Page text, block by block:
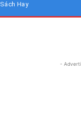
Sách Hay
-